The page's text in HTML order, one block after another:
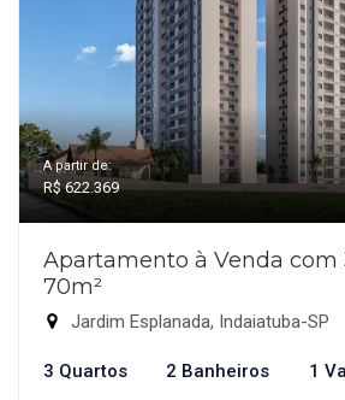
A partir de:
R$ 622.369
Apartamento à Venda com
70m²
Jardim Esplanada, Indaiatuba-SP
3 Quartos 2 Banheiros 1